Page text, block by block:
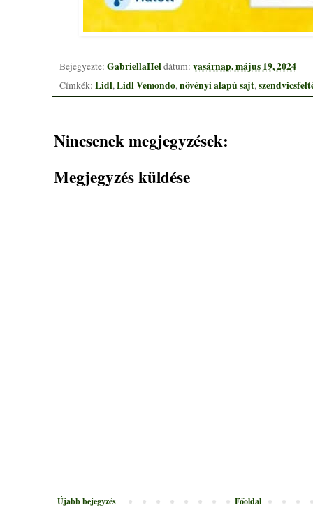
Bejegyezte: GabriellaHeldátum: vasárnap, május 19, 2024
Címkék: Lidl,Lidl Vemondo,növényi alapú sajt,
Nincsenek megjegyzések:
Megjegyzés küldése
Újabb bejegyzés Főoldal